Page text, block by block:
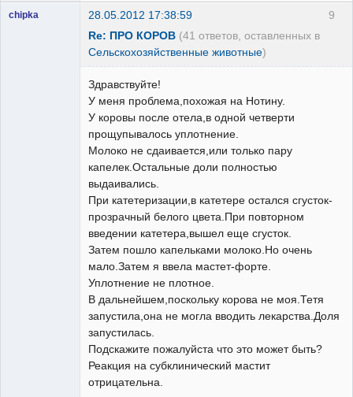
9
chipka
28.05.2012 17:38:59
Re: ПРО КОРОВ (41 ответов, оставленных в
Сельскохозяйственные животные)
Здравствуйте!
У меня проблема,похожая на Нотину.
У коровы после отела,в одной четверти
прощупывалось уплотнение.
Молоко не сдаивается,или только пару
капелек.Остальные доли полностью
выдаивались.
При катетеризации,в катетере остался сгусток-
прозрачный белого цвета.При повторном
введении катетера,вышел еще сгусток.
Затем пошло капельками молоко.Но очень
мало.Затем я ввела мастет-форте.
Уплотнение не плотное.
В дальнейшем,поскольку корова не моя.Тетя
запустила,она не могла вводить лекарства.Доля
запустилась.
Подскажите пожалуйста что это может быть?
Реакция на субклинический мастит
отрицательна.